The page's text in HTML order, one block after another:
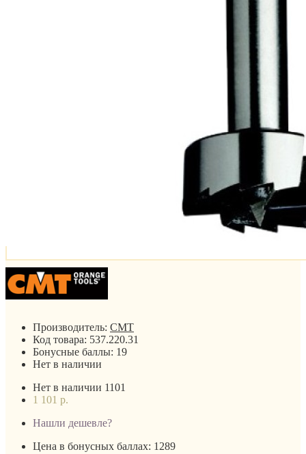
Производитель: CMT
Код товара: 537.220.31
Бонусные баллы: 19
Нет в наличии
Нет в наличии 1101
1 101 р.
Нашли дешевле?
Цена в бонусных баллах: 1289